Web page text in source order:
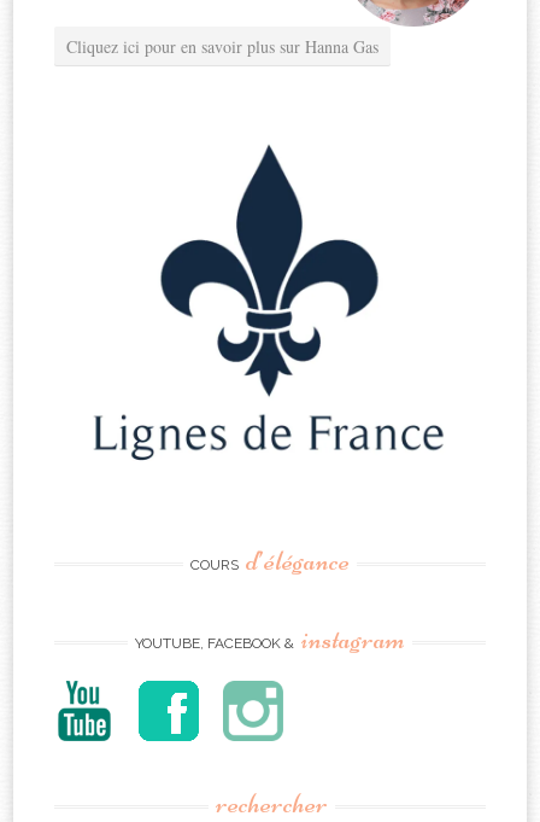
Cliquez ici pour en savoir plus sur Hanna Gas
COURS d’élégance
YOUTUBE, FACEBOOK & instagram
rechercher